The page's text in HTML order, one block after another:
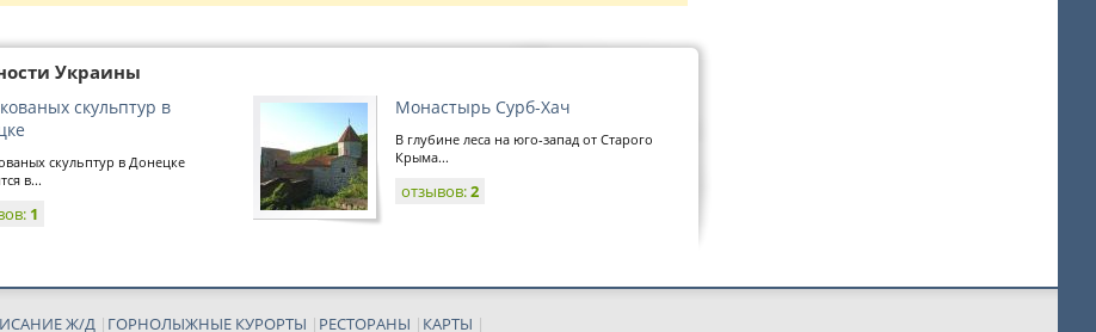
Украины
скульптур в
скульптур в Донецке
в...
1
Монастырь Сурб-Хач
В глубине леса на юго-запад от Старого
Крыма...
отзывов:2
Ж/Д | ГОРНОЛЫЖНЫЕ КУРОРТЫ | РЕСТОРАНЫ | КАРТЫ |